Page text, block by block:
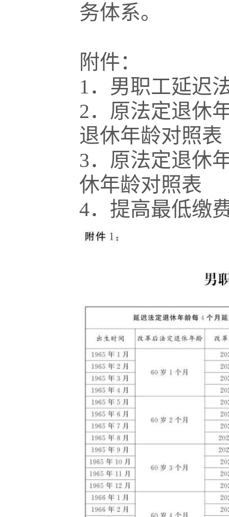
务体系。
附件：
1．男职工延迟
2．原法定退休
退休年龄对照表
3．原法定退休
休年龄对照表
4．提高最低缴